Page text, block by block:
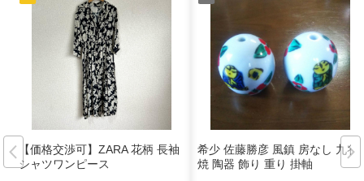
【価格交渉可】ZARA 花柄 長袖
シャツワンピース
希少 佐藤勝彦 風鎮 房なし 九谷
焼 陶器 飾り 重り 掛軸